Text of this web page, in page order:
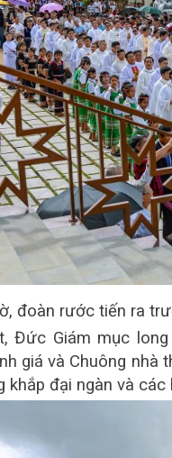
đoàn rước tiến ra
Đức Giám mục
giá và Chuông nhà
khắp đại ngàn và